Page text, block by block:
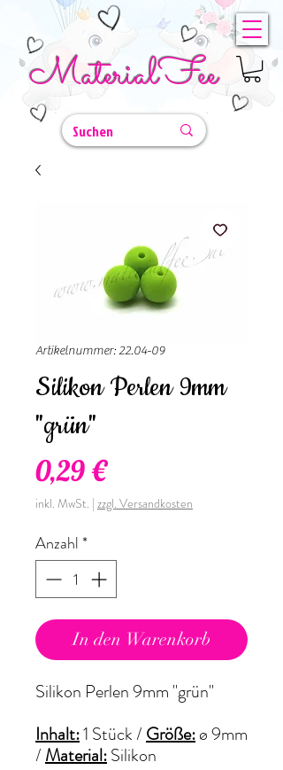
MaterialFee
Artikelnummer: 22.04-09
Silikon Perlen 9mm
"grün"
0,29 €Preis
inkl. MwSt. | zzgl. Versandkosten
Anzahl*
In den Warenkorb
Silikon Perlen 9mm "grün"
Inhalt:1 Stück /Größe:ø 9mm
/Material:Silikon